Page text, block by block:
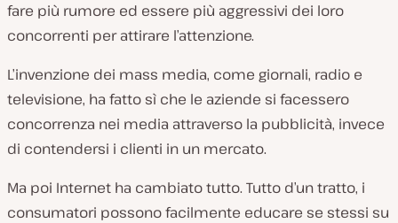
fare più rumore ed essere più aggressivi dei loro
concorrenti per attirare l’attenzione.
L’invenzione dei mass media, come giornali, radio e
televisione, ha fatto sì che le aziende si facessero
concorrenza nei media attraverso la pubblicità, invece
di contendersi i clienti in un mercato.
Ma poi Internet ha cambiato tutto. Tutto d’un tratto, i
consumatori possono facilmente educare se stessi su